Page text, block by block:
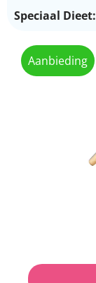
Speciaal Dieet:
Aanbieding